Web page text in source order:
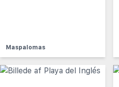
Maspalomas